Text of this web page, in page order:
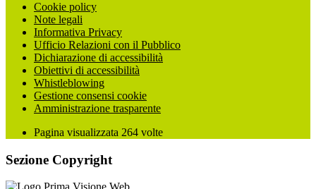
Cookie policy
Note legali
Informativa Privacy
Ufficio Relazioni con il Pubblico
Dichiarazione di accessibilità
Obiettivi di accessibilità
Whistleblowing
Gestione consensi cookie
Amministrazione trasparente
Pagina visualizzata 264 volte
Sezione Copyright